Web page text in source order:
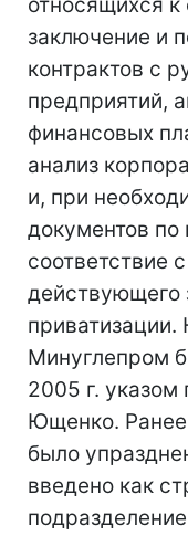
заключение и
контрактов с
предприятий,
финансовых
анализ
и, при
документов по
соответствие
действующего
Минуглепром
2005 г. указом
Ющенко. Ранее
было
введено как